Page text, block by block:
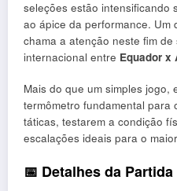
seleções estão intensificando
ao ápice da performance. Um
chama a atenção neste fim
internacional entre Equador x
Mais do que um simples jogo,
termômetro fundamental para
táticas, testarem a condição
escalações ideais para o
📅 Detalhes da Partida